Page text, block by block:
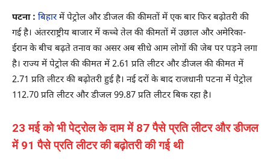
पटना : बिहारमें पेट्रोल और डीजल की कीमतों में एक बार फिर बढ़ोतरी की
गई है। अंतरराष्ट्रीय बाजार में कच्चे तेल की कीमतों में उछाल और अमेरिका-
ईरान के बीच बढ़ते तनाव का असर अब सीधे आम लोगों की जेब पर पड़ने लगा
है। राज्य में पेट्रोल की कीमत में 2.61 प्रति लीटर और डीजल की कीमत में
2.71 प्रति लीटर की बढ़ोतरी हुई है। नई दरों के बाद राजधानी पटना में पेट्रोल
112.70 प्रति लीटर और डीजल 99.87 प्रति लीटर बिक रहा है।
23 मई को भी पेट्रोल के दाम में 87 पैसे प्रति लीटर और डीजल
में 91 पैसे प्रति लीटर की बढ़ोतरी की गई थी